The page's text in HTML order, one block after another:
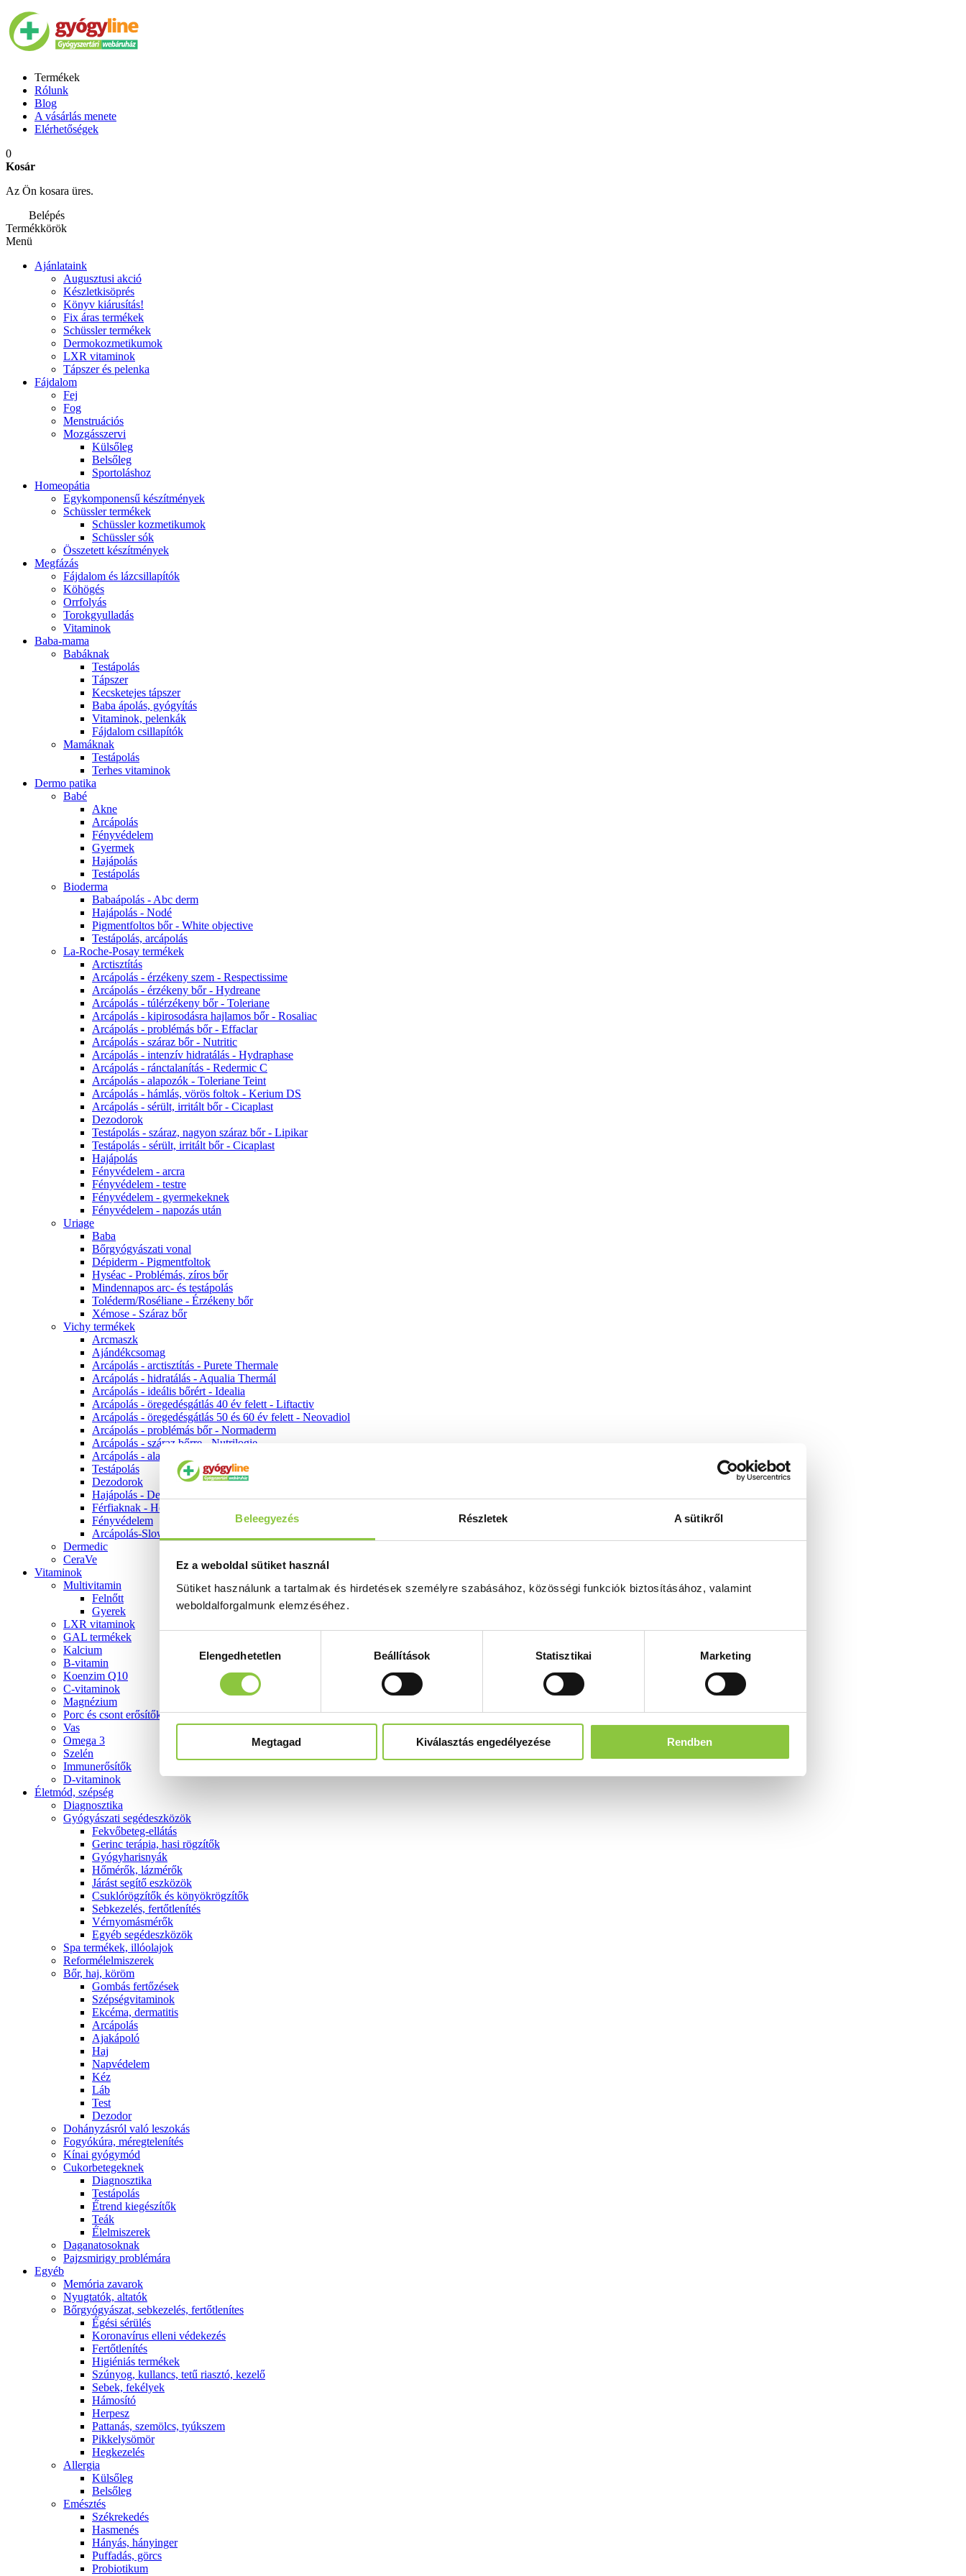
Beleegyezés Részletek A sütikről
Ez a weboldal sütiket használ
Sütiket használunk a tartalmak és hirdetések személyre szabásához, közösségi funkciók biztosításához, valamint
weboldalforgalmunk elemzéséhez.
kiválasztásaElengedhetetlen Beállítások Statisztikai Marketing
Megtagad Kiválasztás engedélyezése Rendben
Termékek
Rólunk
Blog
A vásárlás menete
Elérhetőségek
0
Kosár
Az Ön kosara üres.
Belépés
Termékkörök
Menü
Ajánlataink
Augusztusi akció
Készletkisöprés
Könyv kiárusítás!
Fix áras termékek
Schüssler termékek
Dermokozmetikumok
LXR vitaminok
Tápszer és pelenka
Fájdalom
Fej
Fog
Menstruációs
Mozgásszervi
Külsőleg
Belsőleg
Sportoláshoz
Homeopátia
Egykomponensű készítmények
Schüssler termékek
Schüssler kozmetikumok
Schüssler sók
Összetett készítmények
Megfázás
Fájdalom és lázcsillapítók
Köhögés
Orrfolyás
Torokgyulladás
Vitaminok
Baba-mama
Babáknak
Testápolás
Tápszer
Kecsketejes tápszer
Baba ápolás, gyógyítás
Vitaminok, pelenkák
Fájdalom csillapítók
Mamáknak
Testápolás
Terhes vitaminok
Dermo patika
Babé
Akne
Arcápolás
Fényvédelem
Gyermek
Hajápolás
Testápolás
Bioderma
Babaápolás - Abc derm
Hajápolás - Nodé
Pigmentfoltos bőr - White objective
Testápolás, arcápolás
La-Roche-Posay termékek
Arctisztítás
Arcápolás - érzékeny szem - Respectissime
Arcápolás - érzékeny bőr - Hydreane
Arcápolás - túlérzékeny bőr - Toleriane
Arcápolás - kipirosodásra hajlamos bőr - Rosaliac
Arcápolás - problémás bőr - Effaclar
Arcápolás - száraz bőr - Nutritic
Arcápolás - intenzív hidratálás - Hydraphase
Arcápolás - ránctalanítás - Redermic C
Arcápolás - alapozók - Toleriane Teint
Arcápolás - hámlás, vörös foltok - Kerium DS
Arcápolás - sérült, irritált bőr - Cicaplast
Dezodorok
Testápolás - száraz, nagyon száraz bőr - Lipikar
Testápolás - sérült, irritált bőr - Cicaplast
Hajápolás
Fényvédelem - arcra
Fényvédelem - testre
Fényvédelem - gyermekeknek
Fényvédelem - napozás után
Uriage
Baba
Bőrgyógyászati vonal
Dépiderm - Pigmentfoltok
Hyséac - Problémás, zíros bőr
Mindennapos arc- és testápolás
Toléderm/Roséliane - Érzékeny bőr
Xémose - Száraz bőr
Vichy termékek
Arcmaszk
Ajándékcsomag
Arcápolás - arctisztítás - Purete Thermale
Arcápolás - hidratálás - Aqualia Thermál
Arcápolás - ideális bőrért - Idealia
Arcápolás - öregedésgátlás 40 év felett - Liftactiv
Arcápolás - öregedésgátlás 50 és 60 év felett - Neovadiol
Arcápolás - problémás bőr - Normaderm
Arcápolás - száraz bőrre - Nutrilogie
Arcápolás - alapozók
Testápolás
Dezodorok
Hajápolás - Dercos
Férfiaknak - Homme
Fényvédelem
Arcápolás-Slow Age
Dermedic
CeraVe
Vitaminok
Multivitamin
Felnőtt
Gyerek
LXR vitaminok
GAL termékek
Kalcium
B-vitamin
Koenzim Q10
C-vitaminok
Magnézium
Porc és csont erősítők
Vas
Omega 3
Szelén
Immunerősítők
D-vitaminok
Életmód, szépség
Diagnosztika
Gyógyászati segédeszközök
Fekvőbeteg-ellátás
Gerinc terápia, hasi rögzítők
Gyógyharisnyák
Hőmérők, lázmérők
Járást segítő eszközök
Csuklórögzítők és könyökrögzítők
Sebkezelés, fertőtlenítés
Vérnyomásmérők
Egyéb segédeszközök
Spa termékek, illóolajok
Reformélelmiszerek
Bőr, haj, köröm
Gombás fertőzések
Szépségvitaminok
Ekcéma, dermatitis
Arcápolás
Ajakápoló
Haj
Napvédelem
Kéz
Láb
Test
Dezodor
Dohányzásról való leszokás
Fogyókúra, méregtelenítés
Kínai gyógymód
Cukorbetegeknek
Diagnosztika
Testápolás
É́trend kiegészítők
Teák
É́lelmiszerek
Daganatosoknak
Pajzsmirigy problémára
Egyéb
Memória zavarok
Nyugtatók, altatók
Bőrgyógyászat, sebkezelés, fertőtlenítes
É́gési sérülés
Koronavírus elleni védekezés
Fertőtlenítés
Higiéniás termékek
Szúnyog, kullancs, tetű riasztó, kezelő
Sebek, fekélyek
Hámosító
Herpesz
Pattanás, szemölcs, tyúkszem
Pikkelysömör
Hegkezelés
Allergia
Külsőleg
Belsőleg
Emésztés
Székrekedés
Hasmenés
Hányás, hányinger
Puffadás, görcs
Probiotikum